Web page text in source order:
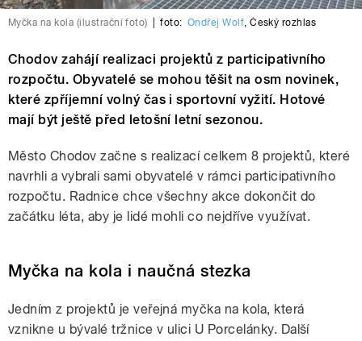
Myčka na kola (ilustrační foto) foto: Ondřej Wolf,Český rozhlas
Chodov zahájí realizaci projektů z participativního
rozpočtu. Obyvatelé se mohou těšit na osm novinek,
které zpříjemní volný čas i sportovní vyžití. Hotové
mají být ještě před letošní letní sezonou.
Město Chodov začne s realizací celkem 8 projektů, které
navrhli a vybrali sami obyvatelé v rámci participativního
rozpočtu. Radnice chce všechny akce dokončit do
začátku léta, aby je lidé mohli co nejdříve využívat.
Myčka na kola i naučná stezka
Jedním z projektů je veřejná myčka na kola, která
vznikne u bývalé tržnice v ulici U Porcelánky. Další